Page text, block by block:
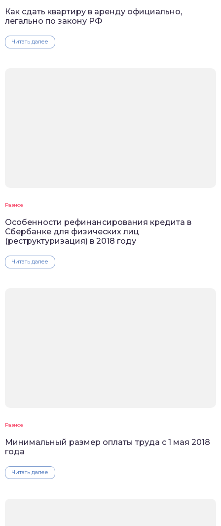
Как сдать квартиру в аренду официально,
легально по закону РФ
Читать далее
Разное
Особенности рефинансирования кредита в
Сбербанке для физических лиц
(реструктуризация) в 2018 году
Читать далее
Разное
Минимальный размер оплаты труда с 1 мая 2018
года
Читать далее